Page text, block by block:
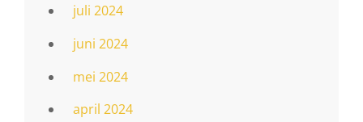
juli 2024
juni 2024
mei 2024
april 2024